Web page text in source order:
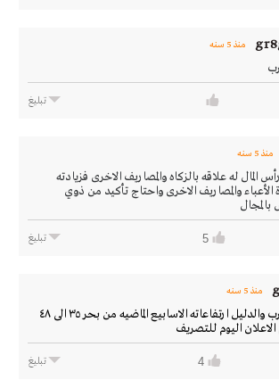
منذ 5 سنه
تبليغ
منذ 5 سنه
المال له علاقه بالزكاه والمصاريف الاخرى فزيادته
الأعباء والمصاريف الاخرى واحتاج تأكيد من ذوي
5 تبليغ
منذ 5 سنه
الخبر مسرب والدليل ارتفاعاته الاسابيع الماضيه من بحر ٣٥ الى ٤٨
اليوم للتصريف
4 تبليغ